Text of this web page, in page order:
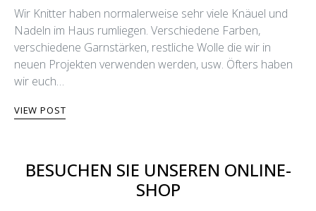
Wir Knitter haben normalerweise sehr viele Knäuel und
Nadeln im Haus rumliegen. Verschiedene Farben,
verschiedene Garnstärken, restliche Wolle die wir in
neuen Projekten verwenden werden, usw. Öfters haben
wir euch…
VIEW POST
BESUCHEN SIE UNSEREN ONLINE-
SHOP